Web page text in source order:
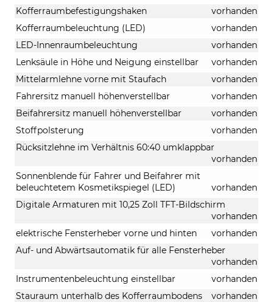
Kofferraumbefestigungshaken
vorhanden
Kofferraumbeleuchtung (LED)
vorhanden
LED-Innenraumbeleuchtung
vorhanden
Lenksäule in Höhe und Neigung einstellbar
vorhanden
Mittelarmlehne vorne mit Staufach
vorhanden
Fahrersitz manuell höhenverstellbar
vorhanden
Beifahrersitz manuell höhenverstellbar
vorhanden
Stoffpolsterung
vorhanden
Rücksitzlehne im Verhältnis 60:40 umklappbar
vorhanden
Sonnenblende für Fahrer und Beifahrer mit
beleuchtetem Kosmetikspiegel (LED)
vorhanden
Digitale Armaturen mit 10,25 Zoll TFT-Bildschirm
vorhanden
elektrische Fensterheber vorne und hinten
vorhanden
Auf- und Abwärtsautomatik für alle Fensterheber
vorhanden
Instrumentenbeleuchtung einstellbar
vorhanden
Stauraum unterhalb des Kofferraumbodens
vorhanden